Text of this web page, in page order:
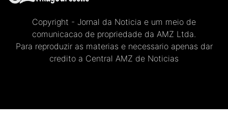
Copyright - Jornal da Noticia e um meio de
comunicacao de propriedade da AMZ Ltda.
Para reproduzir as materias e necessario apenas dar
credito a Central AMZ de Noticias